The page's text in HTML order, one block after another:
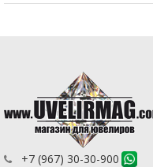
+7 (967) 30-30-900